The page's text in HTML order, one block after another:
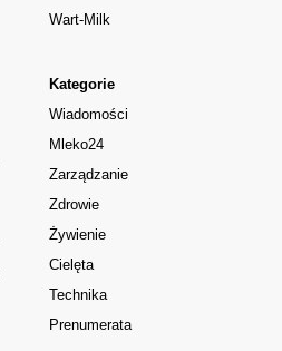
Kategorie
Wiadomości
Mleko24
Zarządzanie
Zdrowie
Żywienie
Cielęta
Technika
Prenumerata
Wart-Milk